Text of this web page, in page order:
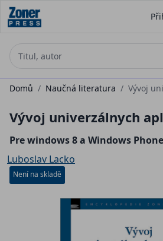
Domů / Naučná literatura / Vývoj
Vývoj univerzálnych
Pre windows 8 a Windows
Luboslav Lacko
Není na skladě